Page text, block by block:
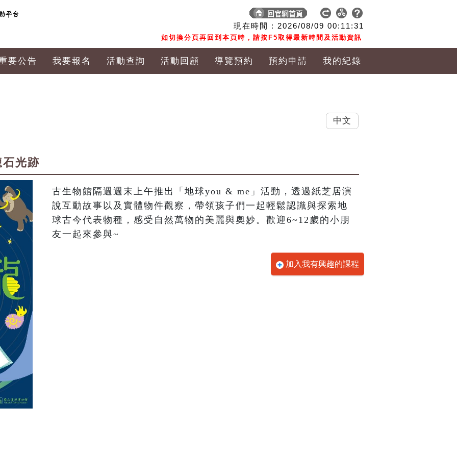
現在時間 : 2026/08/09 00:11:33
如切換分頁再回到本頁時，請按F5取得最新時間及活動資訊
要公告 我要報名 活動查詢 活動回顧 導覽預約 預約申請 我的紀錄
光跡
古生物館隔週週末上午推出「地球you & me」活動，透過紙芝居演
說互動故事以及實體物件觀察，帶領孩子們一起輕鬆認識與探索地
球古今代表物種，感受自然萬物的美麗與奧妙。歡迎6~12歲的小朋
友一起來參與~
加入我有興趣的課程